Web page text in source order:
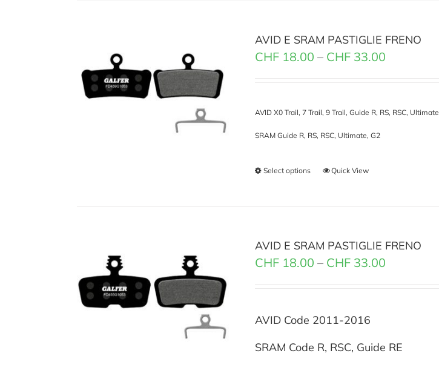
AVID E SRAM PASTIGLIE FRENO
CHF 18.00 – CHF 33.00
AVID X0 Trail, 7 Trail, 9 Trail, Guide R, RS, RSC, Ultimate
SRAM Guide R, RS, RSC, Ultimate, G2
Select options Quick View
AVID E SRAM PASTIGLIE FRENO
CHF 18.00 – CHF 33.00
AVID Code 2011-2016
SRAM Code R, RSC, Guide RE